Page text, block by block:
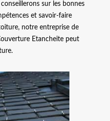
sur les bonnes
et savoir-faire
notre entreprise de
Etancheite peut